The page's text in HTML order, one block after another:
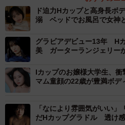
ド迫力Hカップと高身長
溺 ベッドでお風呂で女神
グラビアデビュー13年 H
美 ガーターランジェリー
Iカップのお嬢様大学生、
マム童顔の22歳が豊満ボデ
「なにより雰囲気がいい
だHカップグラドル 透け